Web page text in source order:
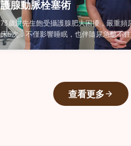
護腺動脈栓塞術
73歲洪先生飽受攝護腺肥大困擾，嚴重頻
床5次，不僅影響睡眠，也伴隨尿急憋不
查看更多arrow_forward